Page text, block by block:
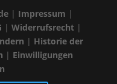
| Impressum |
| Widerrufsrecht|
| Historie der
| Einwilligungen